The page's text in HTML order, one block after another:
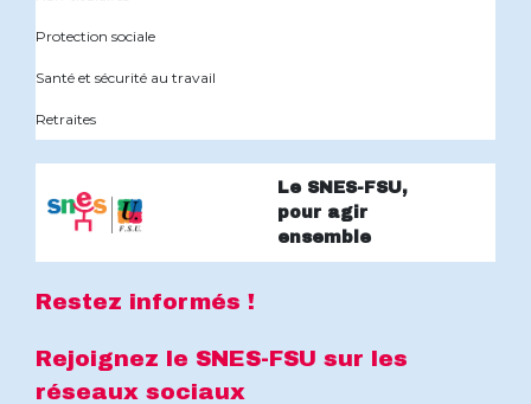
Protection sociale
Santé et sécurité au travail
Retraites
Le SNES-FSU,
pour agir
ensemble
Restez informés !
Rejoignez le SNES-FSU sur les
réseaux sociaux